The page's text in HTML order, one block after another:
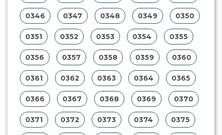
0346 0347 0348 0349 0350
0351 0352 0353 0354 0355
0356 0357 0358 0359 0360
0361 0362 0363 0364 0365
0366 0367 0368 0369 0370
0371 0372 0373 0374 0375